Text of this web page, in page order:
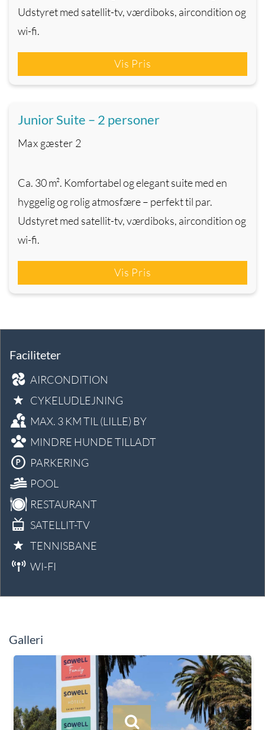
Udstyret med satellit-tv, værdiboks, aircondition og
wi-fi.
Vis Pris
Junior Suite – 2 personer
Max gæster 2
Ca. 30 m². Komfortabel og elegant suite med en
hyggelig og rolig atmosfære – perfekt til par.
Udstyret med satellit-tv, værdiboks, aircondition og
wi-fi.
Vis Pris
Faciliteter
AIRCONDITION
CYKELUDLEJNING
MAX. 3 KM TIL (LILLE) BY
MINDRE HUNDE TILLADT
PARKERING
POOL
RESTAURANT
SATELLIT-TV
TENNISBANE
WI-FI
Galleri